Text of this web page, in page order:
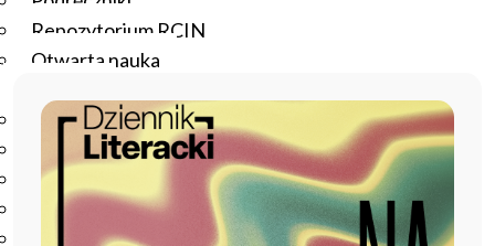
Repozytorium RCIN
Otwarta nauka
Studia podyplomowe
Szkolenia
Szkoła Doktorska Anthropos
Erasmus